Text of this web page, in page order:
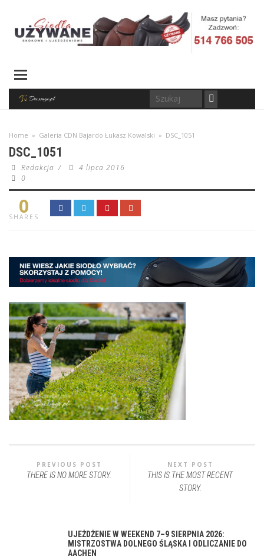
Home » Galeria CDN Bajardo Łukasz Kowalski » DSC_1051
DSC_1051
Redakcja /
4 lipca 2016
0
0
SHARES
PREVIOUS POST
THERE IS NO MORE STORY.
NEXT POST
THIS IS THE MOST RECENT
STORY.
UJEŻDŻENIE W WEEKEND 7–9 SIERPNIA 2026:
MISTRZOSTWA DOLNEGO ŚLĄSKA I ODLICZANIE DO
AACHEN